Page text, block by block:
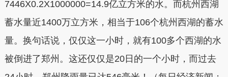
7446X0.2X1000000=14.9亿立方米的水。而杭州西湖
蓄水量近1400万立方米，相当于106个杭州西湖的蓄水
量。换句话说，仅仅这一小时，就有100多个西湖的水
被倒进了郑州。这还仅仅是20日的一个小时，而过去